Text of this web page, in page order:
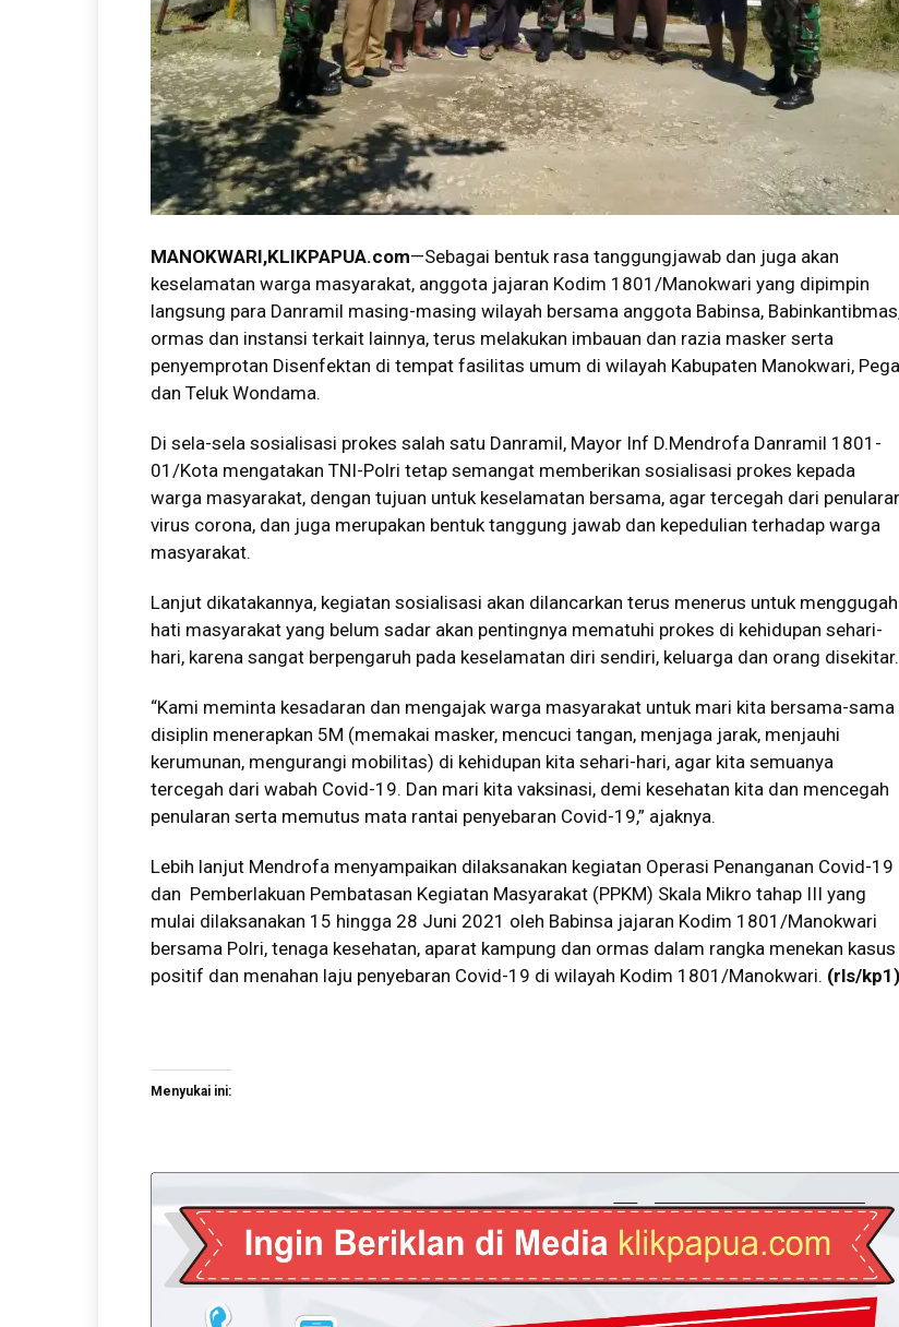
MANOKWARI,KLIKPAPUA.com—Sebagai bentuk rasa tanggungjawab dan juga akan
keselamatan warga masyarakat, anggota jajaran Kodim 1801/Manokwari yang dipimpin
langsung para Danramil masing-masing wilayah bersama anggota Babinsa,
ormas dan instansi terkait lainnya, terus melakukan imbauan dan razia masker serta
penyemprotan Disenfektan di tempat fasilitas umum di wilayah Kabupaten Manokwari,
dan Teluk Wondama.
Di sela-sela sosialisasi prokes salah satu Danramil, Mayor Inf D.Mendrofa Danramil 1801-
01/Kota mengatakan TNI-Polri tetap semangat memberikan sosialisasi prokes kepada
warga masyarakat, dengan tujuan untuk keselamatan bersama, agar tercegah dari
virus corona, dan juga merupakan bentuk tanggung jawab dan kepedulian terhadap warga
masyarakat.
Lanjut dikatakannya, kegiatan sosialisasi akan dilancarkan terus menerus untuk menggugah
hati masyarakat yang belum sadar akan pentingnya mematuhi prokes di kehidupan sehari-
hari, karena sangat berpengaruh pada keselamatan diri sendiri, keluarga dan orang disekitar.
“Kami meminta kesadaran dan mengajak warga masyarakat untuk mari kita bersama-sama
disiplin menerapkan 5M (memakai masker, mencuci tangan, menjaga jarak, menjauhi
kerumunan, mengurangi mobilitas) di kehidupan kita sehari-hari, agar kita semuanya
tercegah dari wabah Covid-19. Dan mari kita vaksinasi, demi kesehatan kita dan mencegah
penularan serta memutus mata rantai penyebaran Covid-19,” ajaknya.
Lebih lanjut Mendrofa menyampaikan dilaksanakan kegiatan Operasi Penanganan Covid-19
dan Pemberlakuan Pembatasan Kegiatan Masyarakat (PPKM) Skala Mikro tahap III yang
mulai dilaksanakan 15 hingga 28 Juni 2021 oleh Babinsa jajaran Kodim 1801/Manokwari
bersama Polri, tenaga kesehatan, aparat kampung dan ormas dalam rangka menekan kasus
positif dan menahan laju penyebaran Covid-19 di wilayah Kodim 1801/Manokwari. (rls/kp1)
Menyukai ini: